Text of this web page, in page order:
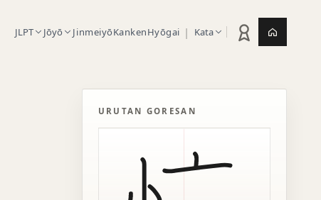
JLPT Jōyō JinmeiyōKankenHyōgai | Kata Statistik latihan
URUTAN GORESAN